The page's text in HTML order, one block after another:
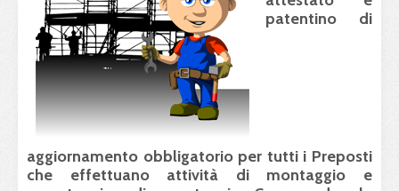
patentino di
aggiornamento obbligatorio per tutti i Preposti
che effettuano attività di montaggio e